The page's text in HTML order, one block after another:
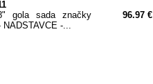
gola sada značky
-...
96.97 €